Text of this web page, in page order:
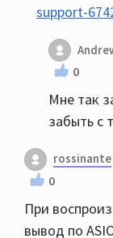
support-
0
Мне так
забыть с
rossinante
0
При
вывод по